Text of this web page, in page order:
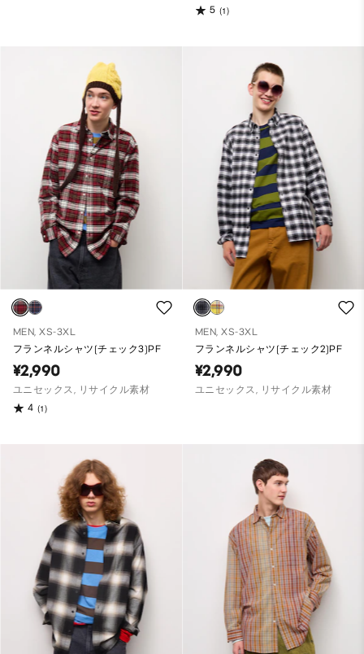
5 (1)
MEN, XS-3XL
フランネルシャツ(チェック3)PF
¥2,990
ユニセックス, リサイクル素材
4 (1)
MEN, XS-3XL
フランネルシャツ(チェック2)PF
¥2,990
ユニセックス, リサイクル素材